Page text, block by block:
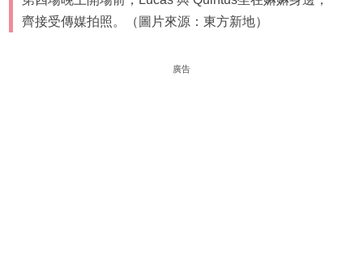
齊接受傳媒拍照。（圖片來源：東方新地）
廣告